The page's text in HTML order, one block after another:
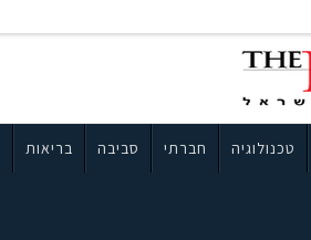
טכנולוגיה חברתי סביבה בריאות